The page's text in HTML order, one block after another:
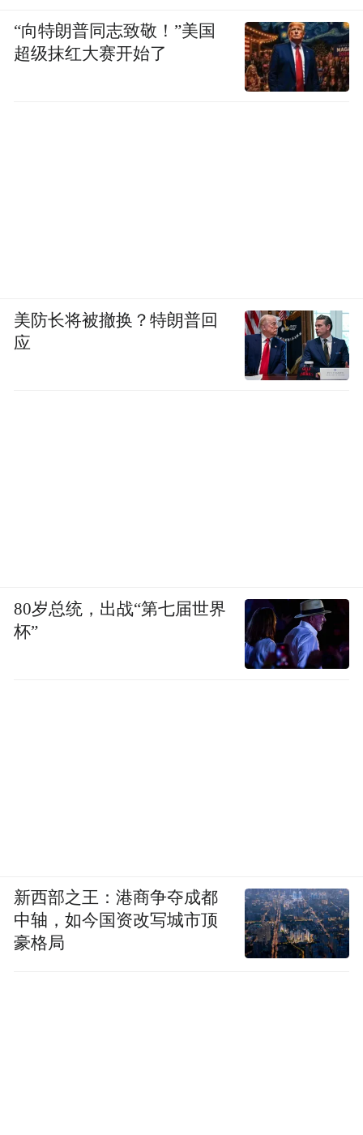
“向特朗普同志致敬！”美国
超级抹红大赛开始了
美防长将被撤换？特朗普回
应
80岁总统，出战“第七届世界
杯”
新西部之王：港商争夺成都
中轴，如今国资改写城市顶
豪格局